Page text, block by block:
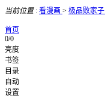
当前位置: 看漫画 > 极品败家子
首页
0/0
亮度
书签
目录
自动
设置